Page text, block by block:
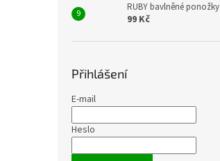
RUBY bavlněné ponožky
99 Kč
Přihlášení
E-mail
Heslo